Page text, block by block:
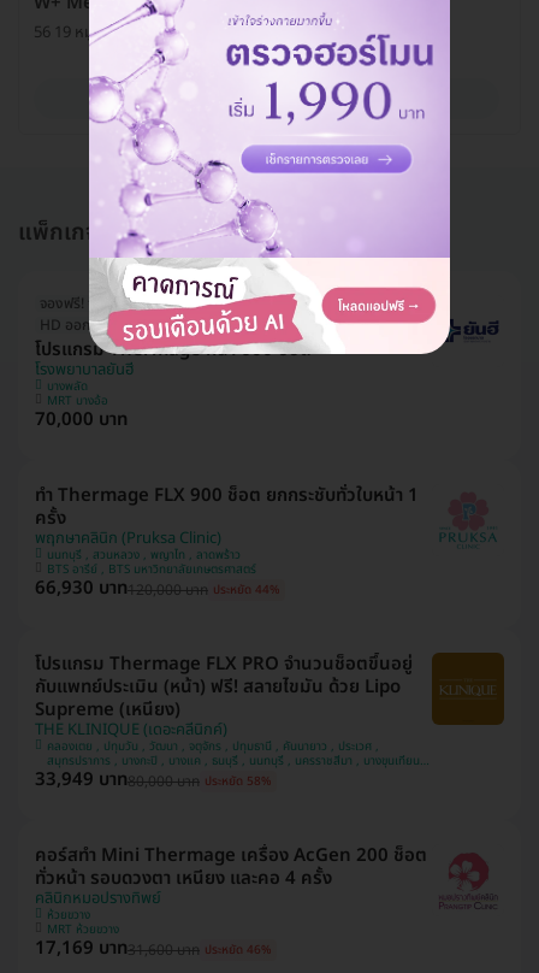
56 19 หมู่ 15 บางรักพัฒนา อ. บางบัวทอง จ. นนทบุรี 11110
ดูรายละเอียด
แพ็กเกจอื่นใน โปรแกรมทำ Thermage
จองฟรี! จ่ายทีหลัง
HD ออกค่าประเมินให้! สูงสุด 1500 บ.
โปรแกรม Thermage หน้า 600 ช็อต
โรงพยาบาลยันฮี
บางพลัด
MRT บางอ้อ
70,000 บาท
ทำ Thermage FLX 900 ช็อต ยกกระชับทั่วใบหน้า 1
ครั้ง
พฤกษาคลินิก (Pruksa Clinic)
นนทบุรี , สวนหลวง , พญาไท , ลาดพร้าว
BTS อารีย์ , BTS มหาวิทยาลัยเกษตรศาสตร์
66,930 บาท120,000 บาท ประหยัด 44%
โปรแกรม Thermage FLX PRO จำนวนช็อตขึ้นอยู่
กับแพทย์ประเมิน (หน้า) ฟรี! สลายไขมัน ด้วย Lipo
Supreme (เหนียง)
THE KLINIQUE (เดอะคลีนิกค์)
คลองเตย , ปทุมวัน , วัฒนา , จตุจักร , ปทุมธานี , คันนายาว , ประเวศ ,
สมุทรปราการ , บางกะปิ , บางแค , ธนบุรี , นนทบุรี , นครราชสีมา , บางขุนเทียน ,
ยานนาวา , ห้วยขวาง , บางกอกน้อย , ลาดพร้าว , พระนครศรีอยุธยา , ชลบุรี ,
ระยอง , จันทบุรี , ขอนแก่น , อุดรธานี , สงขลา , ภูเก็ต , เชียงใหม่ , สระบุรี ,
33,949 บาท80,000 บาท ประหยัด 58%
คอร์สทำ Mini Thermage เครื่อง AcGen 200 ช็อต
ทั่วหน้า รอบดวงตา เหนียง และคอ 4 ครั้ง
คลินิกหมอปรางทิพย์
ห้วยขวาง
MRT ห้วยขวาง
17,169 บาท31,600 บาท ประหยัด 46%